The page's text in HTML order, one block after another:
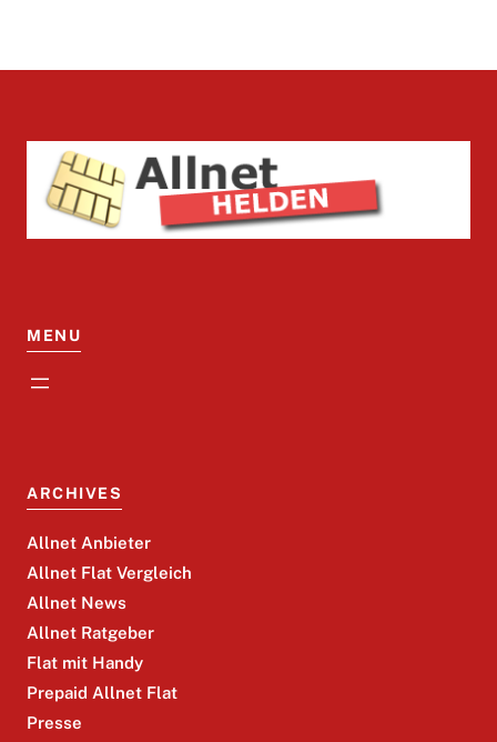
MENU
ARCHIVES
Allnet Anbieter
Allnet Flat Vergleich
Allnet News
Allnet Ratgeber
Flat mit Handy
Prepaid Allnet Flat
Presse